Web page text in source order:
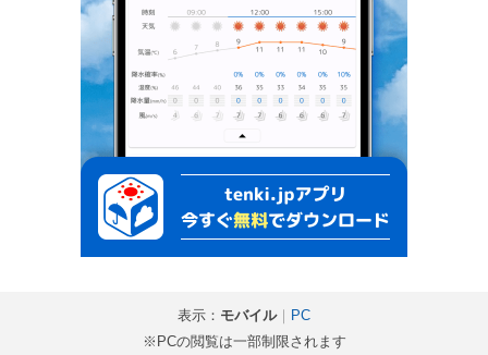
表示： モバイル｜
PC
※PCの閲覧は一部制限されます